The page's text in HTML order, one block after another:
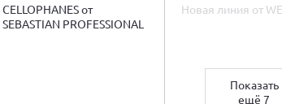
CELLOPHANES от
SEBASTIAN PROFESSIONAL
Новая линия от
Показать
ещё 7